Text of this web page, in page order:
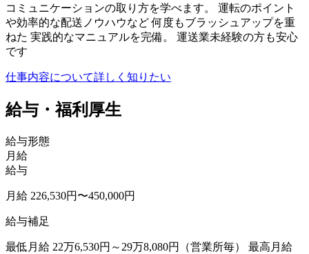
コミュニケーションの取り方を学べます。 運転のポイント
や効率的な配送ノウハウなど 何度もブラッシュアップを重
ねた 実践的なマニュアルを完備。 運送業未経験の方も安心
です
仕事内容について詳しく知りたい
給与・福利厚生
給与形態
月給
給与
月給 226,530円〜450,000円
給与補足
最低月給 22万6,530円～29万8,080円（営業所毎） 最高月給